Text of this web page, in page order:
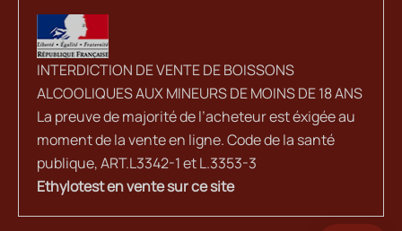
INTERDICTION DE VENTE DE BOISSONS
ALCOOLIQUES AUX MINEURS DE MOINS DE 18 ANS
La preuve de majorité de l’acheteur est éxigée au
moment de la vente en ligne. Code de la santé
publique, ART.L3342-1 et L.3353-3
Ethylotest en vente sur ce site